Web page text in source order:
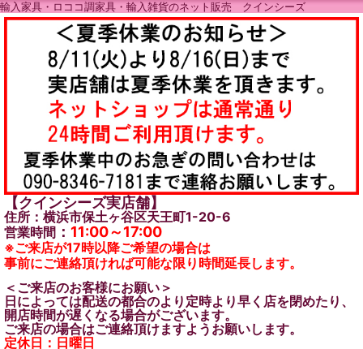
輸入家具・ロココ調家具・輸入雑貨のネット販売 クインシーズ
【クインシーズ実店舗】
住所：横浜市保土ヶ谷区天王町1-20-6
営業時間 ： 11:00～17:00
※ご来店が17時以降ご希望の場合は
事前にご連絡頂ければ可能な限り時間延長します。
＜ご来店のお客様にお願い＞
日によっては配送の都合のより定時より早く店を閉めたり、
開店時間が遅くなる場合がございます。
ご来店の場合はご連絡頂けますようお願いします。
定休日：日曜日